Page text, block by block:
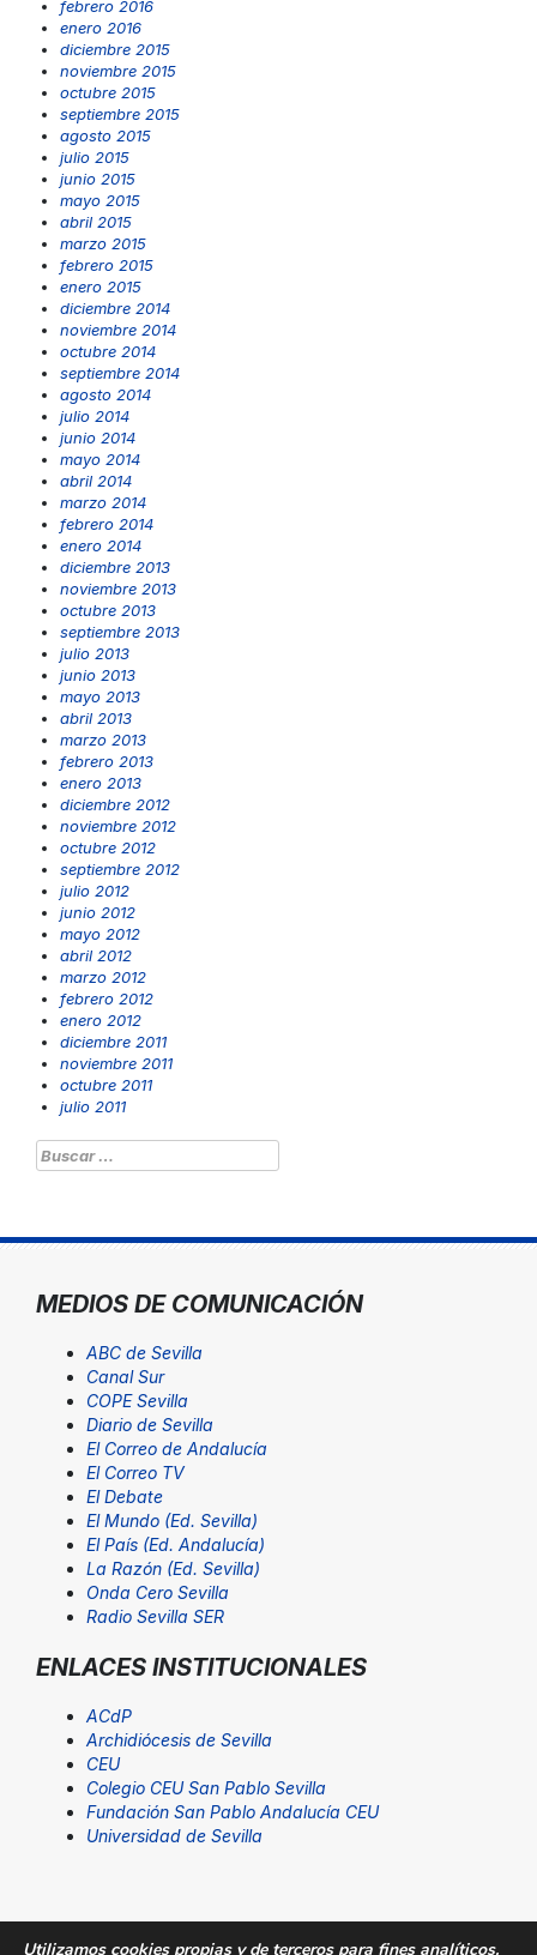
febrero 2016
enero 2016
diciembre 2015
noviembre 2015
octubre 2015
septiembre 2015
agosto 2015
julio 2015
junio 2015
mayo 2015
abril 2015
marzo 2015
febrero 2015
enero 2015
diciembre 2014
noviembre 2014
octubre 2014
septiembre 2014
agosto 2014
julio 2014
junio 2014
mayo 2014
abril 2014
marzo 2014
febrero 2014
enero 2014
diciembre 2013
noviembre 2013
octubre 2013
septiembre 2013
julio 2013
junio 2013
mayo 2013
abril 2013
marzo 2013
febrero 2013
enero 2013
diciembre 2012
noviembre 2012
octubre 2012
septiembre 2012
julio 2012
junio 2012
mayo 2012
abril 2012
marzo 2012
febrero 2012
enero 2012
diciembre 2011
noviembre 2011
octubre 2011
julio 2011
Buscar:
MEDIOS DE COMUNICACIÓN
ABC de Sevilla
Canal Sur
COPE Sevilla
Diario de Sevilla
El Correo de Andalucía
El Correo TV
El Debate
El Mundo (Ed. Sevilla)
El País (Ed. Andalucía)
La Razón (Ed. Sevilla)
Onda Cero Sevilla
Radio Sevilla SER
ENLACES INSTITUCIONALES
ACdP
Archidiócesis de Sevilla
CEU
Colegio CEU San Pablo Sevilla
Fundación San Pablo Andalucía CEU
Universidad de Sevilla
Utilizamos cookies propias y de terceros para fines analíticos.